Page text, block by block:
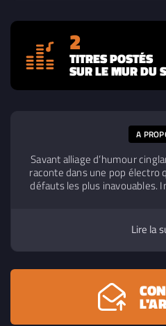
2
TITRES POSTÉS
SUR LE MUR DU
A
Savant alliage d’humour
raconte dans une pop électro
défauts les plus inavouables.
histoires. Les mélodies sont
provocante, et les
apporter la touche de folie
Lire la